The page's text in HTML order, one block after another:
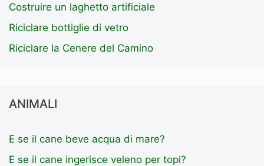
Costruire un laghetto artificiale
Riciclare bottiglie di vetro
Riciclare la Cenere del Camino
ANIMALI
E se il cane beve acqua di mare?
E se il cane ingerisce veleno per topi?